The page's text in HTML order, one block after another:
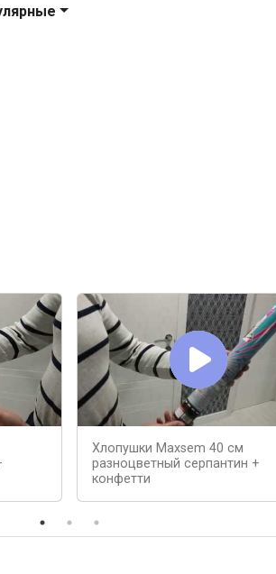
Хлопушки Maxsem 40 см
разноцветный серпантин +
конфетти